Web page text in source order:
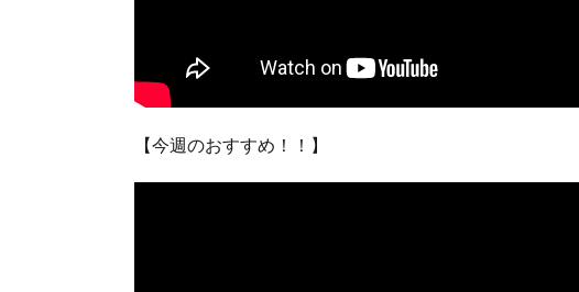
【今週のおすすめ！！】